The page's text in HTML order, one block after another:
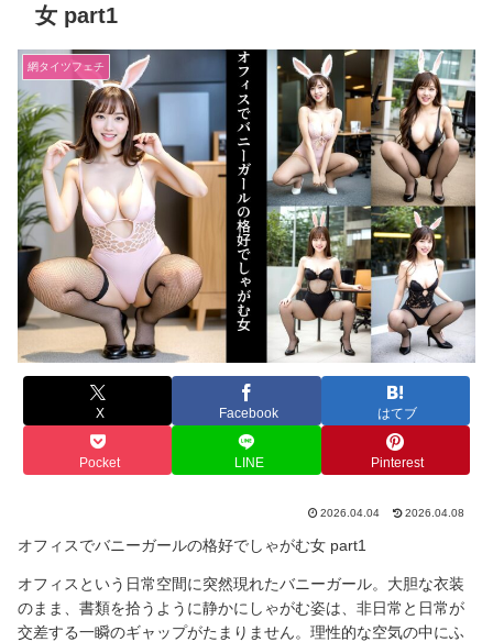
女 part1
網タイツフェチ
X Facebook はてブ
Pocket LINE Pinterest
2026.04.04 2026.04.08
オフィスでバニーガールの格好でしゃがむ女 part1
オフィスという日常空間に突然現れたバニーガール。大胆な衣装
のまま、書類を拾うように静かにしゃがむ姿は、非日常と日常が
交差する一瞬のギャップがたまりません。理性的な空気の中にふ